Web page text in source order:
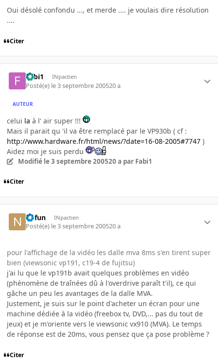
Oui désolé confondu ..., et merde .... je voulais dire résolution
....
Citer
Fabi1 INpactien
Posté(e) le 3 septembre 200520 a
AUTEUR
celui la à l' air super !!!
Mais il parait qu 'il va être remplacé par le VP930b ( cf :
http://www.hardware.fr/html/news/?date=16-08-2005#7747 )
Aidez moi je suis perdu
Modifié le 3 septembre 200520 a par Fabi1
Citer
nofun INpactien
Posté(e) le 3 septembre 200520 a
pour l'affichage de la vidéo les dalle mva 8ms s'en tirent super
bien (viewsonic vp191, c19-4 de fujitsu)
j'ai lu que le vp191b avait quelques problèmes en vidéo
(phénomène de traînées dû à l'overdrive paraît t'il), ce qui
gâche un peu les avantages de la dalle MVA.
Justement, je suis sur le point d'acheter un écran pour une
machine dédiée à la vidéo (freebox tv, DVD,... pas du tout de
jeux) et je m'oriente vers le viewsonic vx910 (MVA). Le temps
de réponse est de 20ms, vous pensez que ça pose problème ?
Citer